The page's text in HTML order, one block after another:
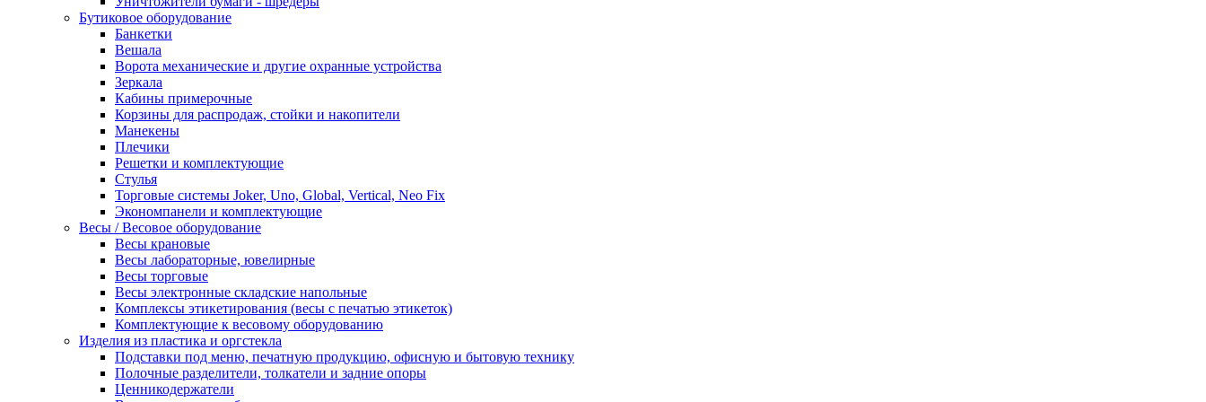
Бутиковое оборудование
Банкетки
Вешала
Ворота механические и другие охранные устройства
Зеркала
Кабины примерочные
Корзины для распродаж, стойки и накопители
Манекены
Плечики
Решетки и комплектующие
Стулья
Торговые системы Joker, Uno, Global, Vertical, Neo Fix
Экономпанели и комплектующие
Весы / Весовое оборудование
Весы крановые
Весы лабораторные, ювелирные
Весы торговые
Весы электронные складские напольные
Комплексы этикетирования (весы с печатью этикеток)
Комплектующие к весовому оборудованию
Изделия из пластика и оргстекла
Подставки под меню, печатную продукцию, офисную и бытовую технику
Полочные разделители, толкатели и задние опоры
Ценникодержатели